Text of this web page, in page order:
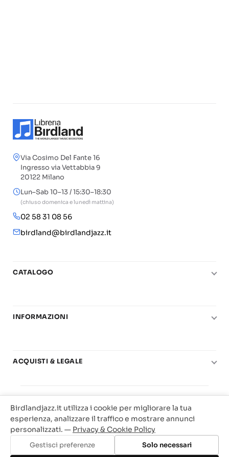
Aggiungi al carrello
Via Cosimo Del Fante 16
Ingresso via Vettabbia 9
20122 Milano
Lun–Sab 10–13 / 15:30–18:30
(chiuso domenica e lunedì mattina)
02 58 31 08 56
birdland@birdlandjazz.it
CATALOGO
Chitarra
Basi play-along
Offerte
INFORMAZIONI
Carta del Docente
ACQUISTI & LEGALE
Privacy & Cookie
Traccia il tuo ordine
Birdland Milano. P.Iva 12093700156
Web Agency Milano
Birdlandjazz.it utilizza i cookie per migliorare la tua
esperienza, analizzare il traffico e mostrare annunci
personalizzati. — Privacy & Cookie Policy
Gestisci preferenze Solo necessari